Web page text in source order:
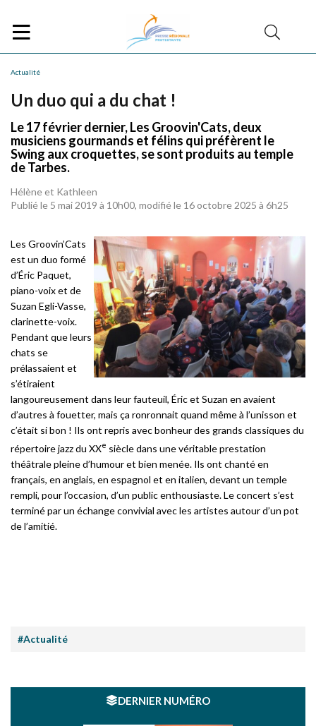
Actualité
Un duo qui a du chat !
Le 17 février dernier, Les Groovin'Cats, deux
musiciens gourmands et félins qui préfèrent le
Swing aux croquettes, se sont produits au temple
de Tarbes.
Hélène et Kathleen
Publié le 5 mai 2019 à 10h00, modifié le 16 octobre 2025 à 6h25
Les Groovin’Cats
est un duo formé
d’Éric Paquet,
piano-voix et de
Suzan Egli-Vasse,
clarinette-voix.
Pendant que leurs
chats se
prélassaient et
s’étiraient
langoureusement dans leur fauteuil, Éric et Suzan en avaient
d’autres à fouetter, mais ça ronronnait quand même à l’unisson et
c’était si bon ! Ils ont repris avec bonheur des grands classiques du
répertoire jazz du XXe siècle dans une véritable prestation
théâtrale pleine d’humour et bien menée. Ils ont chanté en
français, en anglais, en espagnol et en italien, devant un temple
rempli, pour l’occasion, d’un public enthousiaste. Le concert s’est
terminé par un échange convivial avec les artistes autour d’un pot
de l’amitié.
#Actualité
DERNIER NUMÉRO